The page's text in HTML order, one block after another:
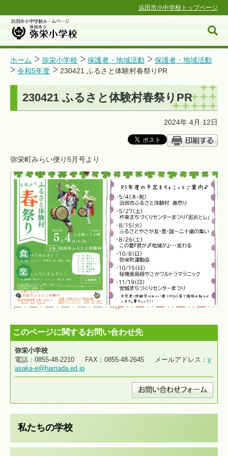
浜田市小中学校トップページ
浜田市小中学校ホームページ
ホーム 弥栄小学校 保護者・地域活動
保護者・地域活動
令和5年度
230421 ふるさと体験村春祭りPR
230421 ふるさと体験村春祭りPR
2024年 4月 12日
弥栄町みらい便り5月号より
このページに関するお問い合わせ先
弥栄小学校
電話：0855-48-2210 FAX：0855-48-2645 メールアドレス： y
asaka-e@hamada.ed.jp
私たちの学校